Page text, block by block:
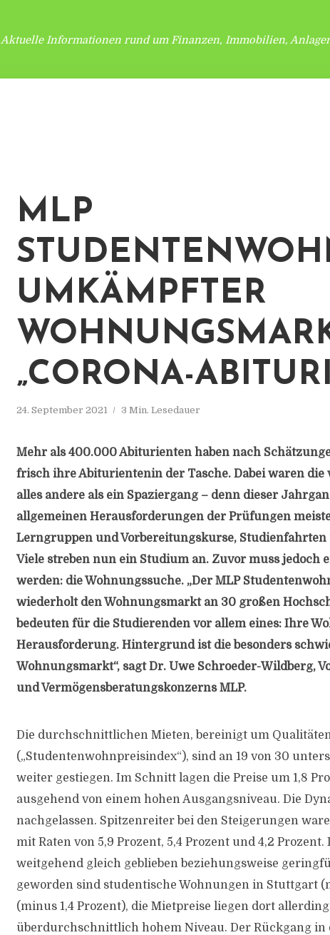
Aktuelle Informationen rund um Finanzen, Immobilien,
MLP
UMKÄMPFTER
„CORONA-
24. September 2021 3 Min. Lesedauer
Mehr als 400.000 Abiturienten haben nach
frisch ihre Abiturientenin der Tasche. Dabei waren
alles andere als ein Spaziergang – denn dieser
allgemeinen Herausforderungen der Prüfungen
Lerngruppen und Vorbereitungskurse,
Viele streben nun ein Studium an. Zuvor muss jedoch
werden: die Wohnungssuche. „Der MLP
wiederholt den Wohnungsmarkt an 30 großen
bedeuten für die Studierenden vor allem eines: Ihre
Herausforderung. Hintergrund ist die besonders
Wohnungsmarkt“, sagt Dr. Uwe Schroeder-Wildberg,
und Vermögensberatungskonzerns MLP.
Die durchschnittlichen Mieten, bereinigt um
(„Studentenwohnpreisindex“), sind an 19 von 30
weiter gestiegen. Im Schnitt lagen die Preise um 1,8
ausgehend von einem hohen Ausgangsniveau. Die
nachgelassen. Spitzenreiter bei den Steigerungen
mit Raten von 5,9 Prozent, 5,4 Prozent und 4,2
weitgehend gleich geblieben beziehungsweise
geworden sind studentische Wohnungen in Stuttgart
(minus 1,4 Prozent), die Mietpreise liegen dort
überdurchschnittlich hohem Niveau. Der Rückgang in